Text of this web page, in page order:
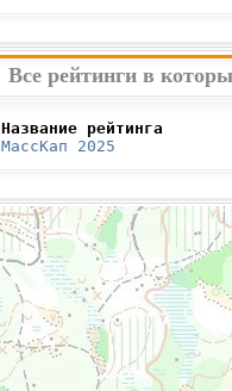
Все рейтинги в
Название рейтинга
МассКап 2025